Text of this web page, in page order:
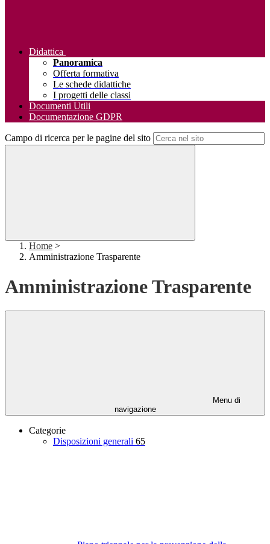
Didattica
Panoramica
Offerta formativa
Le schede didattiche
I progetti delle classi
Documenti Utili
Documentazione GDPR
Campo di ricerca per le pagine del sito
Home >
Amministrazione Trasparente
Amministrazione Trasparente
Menu di
navigazione
Categorie
Disposizioni generali 65